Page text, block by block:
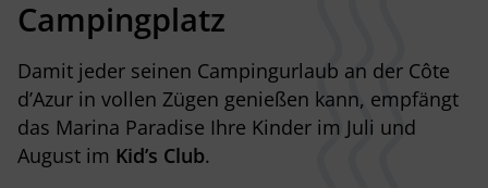
Campingplatz
Damit jeder seinen Campingurlaub an der Côte
d’Azur in vollen Zügen genießen kann, empfängt
das Marina Paradise Ihre Kinder im Juli und
August im Kid’s Club.